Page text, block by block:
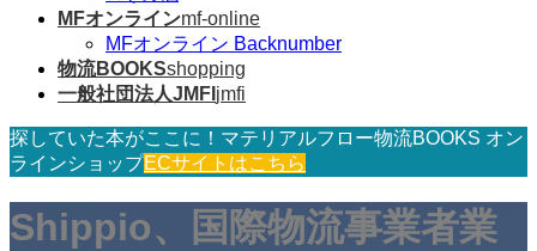
MFオンラインmf-online
MFオンライン Backnumber
物流BOOKSshopping
一般社団法人JMFI jmfi
探していた本がここに！マテリアルフロー物流BOOKS オン
ラインショップECサイトはこちら
Shippio、国際物流事業者業